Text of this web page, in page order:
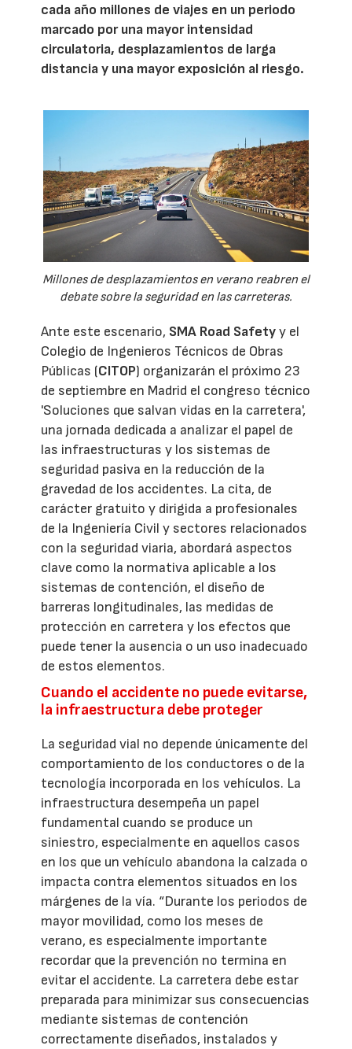
cada año millones de viajes en un periodo
marcado por una mayor intensidad
circulatoria, desplazamientos de larga
distancia y una mayor exposición al riesgo.
Millones de desplazamientos en verano reabren el
debate sobre la seguridad en las carreteras.
Ante este escenario, SMA Road Safetyy el
Colegio de Ingenieros Técnicos de Obras
Públicas (CITOP) organizarán el próximo 23
de septiembre en Madrid el congreso técnico
'Soluciones que salvan vidas en la carretera',
una jornada dedicada a analizar el papel de
las infraestructuras y los sistemas de
seguridad pasiva en la reducción de la
gravedad de los accidentes. La cita, de
carácter gratuito y dirigida a profesionales
de la Ingeniería Civil y sectores relacionados
con la seguridad viaria, abordará aspectos
clave como la normativa aplicable a los
sistemas de contención, el diseño de
barreras longitudinales, las medidas de
protección en carretera y los efectos que
puede tener la ausencia o un uso inadecuado
de estos elementos.
Cuando el accidente no puede evitarse,
la infraestructura debe proteger
La seguridad vial no depende únicamente del
comportamiento de los conductores o de la
tecnología incorporada en los vehículos. La
infraestructura desempeña un papel
fundamental cuando se produce un
siniestro, especialmente en aquellos casos
en los que un vehículo abandona la calzada o
impacta contra elementos situados en los
márgenes de la vía. “Durante los periodos de
mayor movilidad, como los meses de
verano, es especialmente importante
recordar que la prevención no termina en
evitar el accidente. La carretera debe estar
preparada para minimizar sus consecuencias
mediante sistemas de contención
correctamente diseñados, instalados y